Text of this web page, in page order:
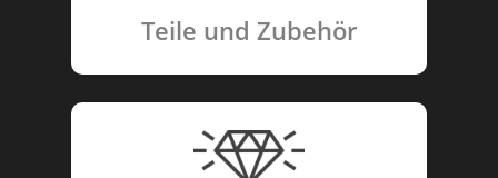
Teile und Zubehör